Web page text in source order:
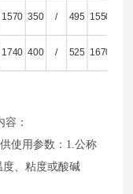
1570 350 / 495 1550
1740 400 / 525 1670
：
使用参数：1.公称
、粘度或酸碱